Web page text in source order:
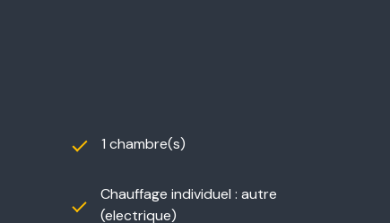
1 chambre(s)
Chauffage individuel : autre
(electrique)